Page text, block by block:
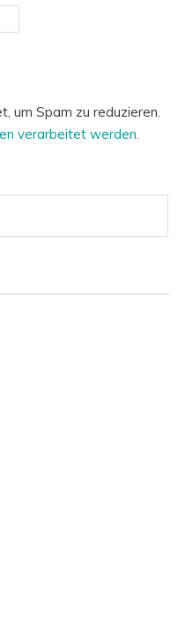
um Spam zu reduzieren.
verarbeitet werden.